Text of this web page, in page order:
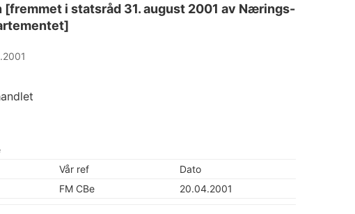
[fremmet i statsråd 31. august 2001 av Nærings-
Vår ref
Dato
FM CBe
20.04.2001